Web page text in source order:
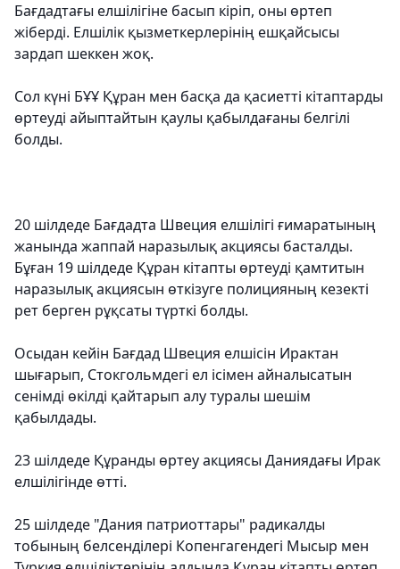
Бағдадтағы елшілігіне басып кіріп, оны өртеп
жіберді. Елшілік қызметкерлерінің ешқайсысы
зардап шеккен жоқ.
Сол күні БҰҰ Құран мен басқа да қасиетті кітаптарды
өртеуді айыптайтын қаулы қабылдағаны белгілі
болды.
20 шілдеде Бағдадта Швеция елшілігі ғимаратының
жанында жаппай наразылық акциясы басталды.
Бұған 19 шілдеде Құран кітапты өртеуді қамтитын
наразылық акциясын өткізуге полицияның кезекті
рет берген рұқсаты түрткі болды.
Осыдан кейін Бағдад Швеция елшісін Ирактан
шығарып, Стокгольмдегі ел ісімен айналысатын
сенімді өкілді қайтарып алу туралы шешім
қабылдады.
23 шілдеде Құранды өртеу акциясы Даниядағы Ирак
елшілігінде өтті.
25 шілдеде "Дания патриоттары" радикалды
тобының белсенділері Копенгагендегі Мысыр мен